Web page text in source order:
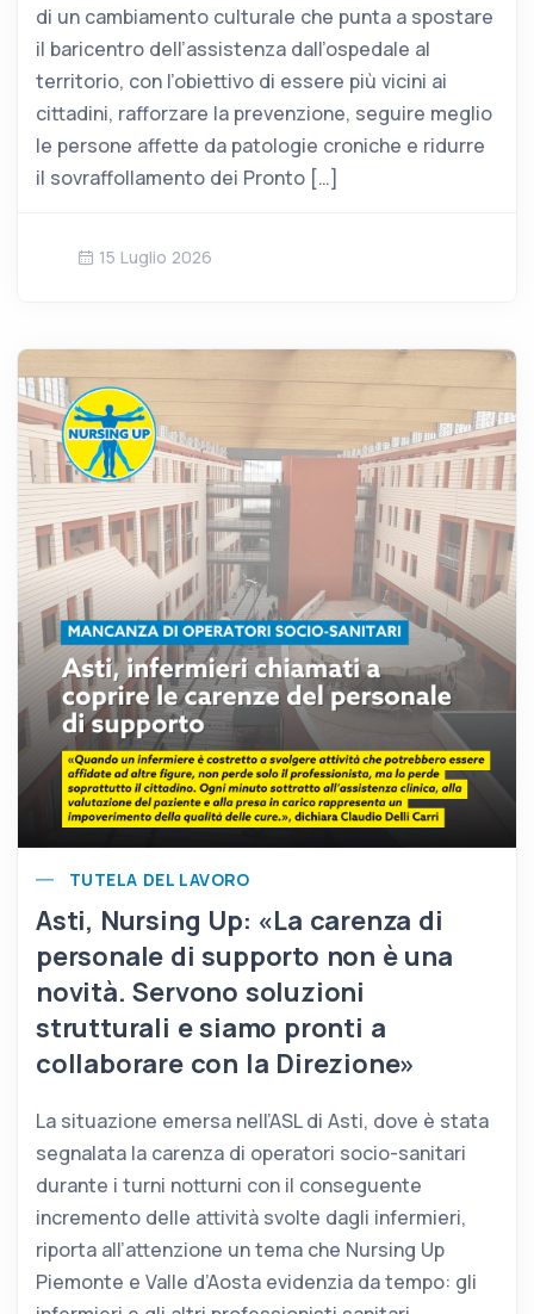
di un cambiamento culturale che punta a spostare
il baricentro dell’assistenza dall’ospedale al
territorio, con l’obiettivo di essere più vicini ai
cittadini, rafforzare la prevenzione, seguire meglio
le persone affette da patologie croniche e ridurre
il sovraffollamento dei Pronto […]
15 Luglio 2026
TUTELA DEL LAVORO
Asti, Nursing Up: «La carenza di
personale di supporto non è una
novità. Servono soluzioni
strutturali e siamo pronti a
collaborare con la Direzione»
La situazione emersa nell’ASL di Asti, dove è stata
segnalata la carenza di operatori socio-sanitari
durante i turni notturni con il conseguente
incremento delle attività svolte dagli infermieri,
riporta all’attenzione un tema che Nursing Up
Piemonte e Valle d’Aosta evidenzia da tempo: gli